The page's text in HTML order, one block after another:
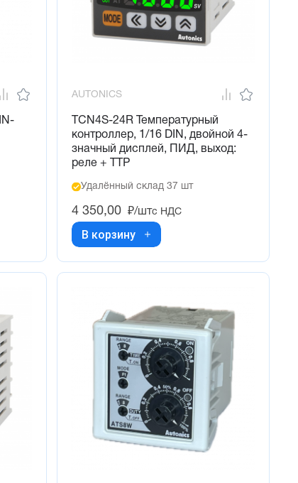
AUTONICS
TCN4S-24R Температурный
контроллер, 1/16 DIN, двойной 4-
значный дисплей, ПИД, выход:
реле + ТТР
Удалённый склад 37 шт
4 350,00 ₽/штс НДС
В корзину